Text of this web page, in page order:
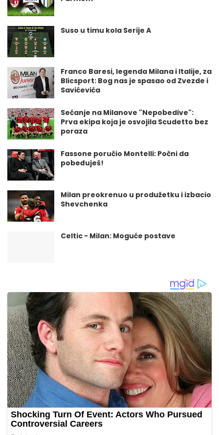
Suso u timu kola Serije A
Franco Baresi, legenda Milana i Italije, za
Blicsport: Bog nas je spasao od Zvezde i
Savićevića
Sećanje na Milanove "Nepobedive":
Prva ekipa koja je osvojila Scudetto bez
poraza
Fassone poručio Montelli: Počni da
pobeđuješ!
Milan preokrenuo u produžetku i izbacio
Shevchenka
Celtic - Milan: Moguće postave